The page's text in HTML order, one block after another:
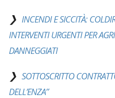
INCENDI E SICCITÀ:
INTERVENTI URGENTI PER
DANNEGGIATI
SOTTOSCRITTO
DELL’ENZA”